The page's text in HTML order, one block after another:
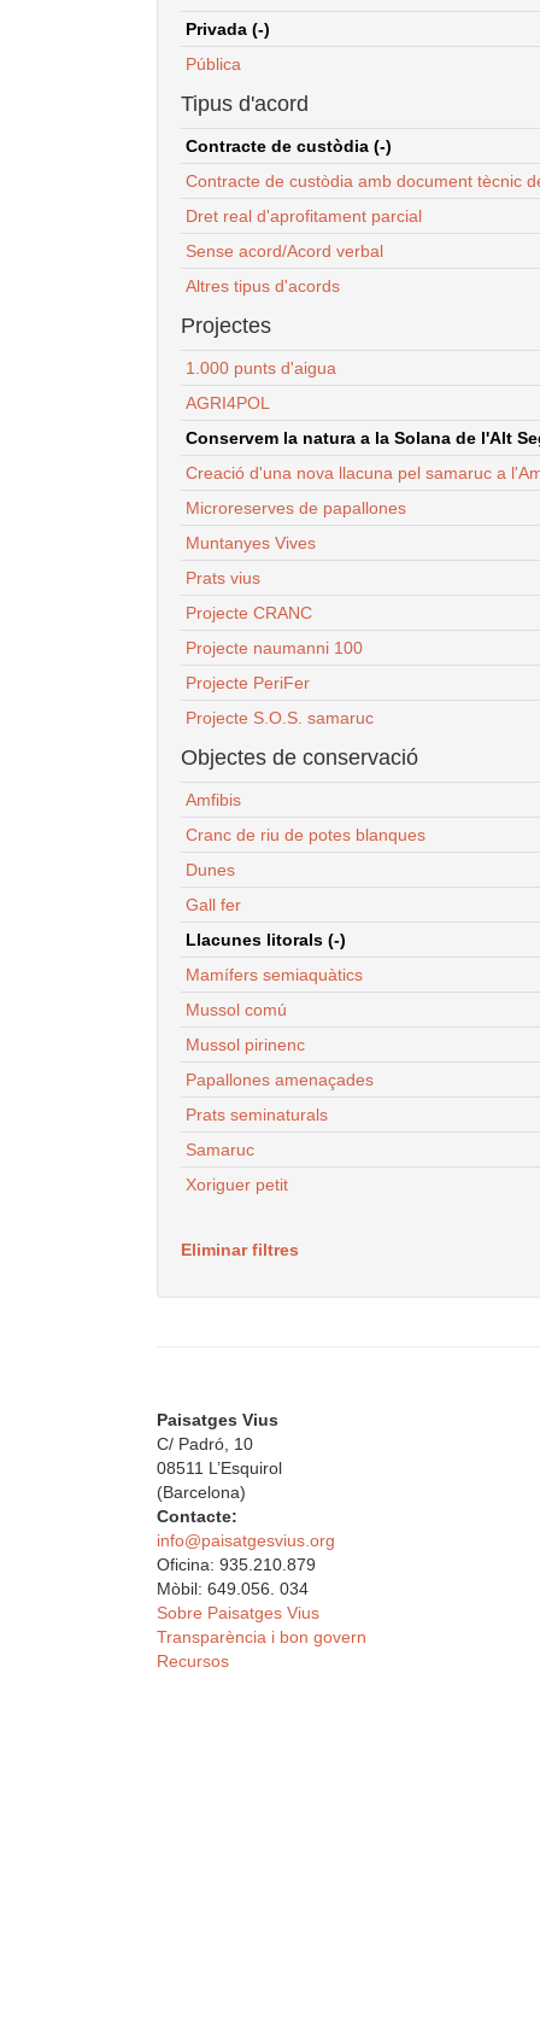
Privada (-)
Pública
Tipus d'acord
Contracte de custòdia (-)
Contracte de custòdia amb document tècnic
Dret real d'aprofitament parcial
Sense acord/Acord verbal
Altres tipus d'acords
Projectes
1.000 punts d'aigua
AGRI4POL
Conservem la natura a la Solana de l'Alt
Creació d'una nova llacuna pel samaruc a
Microreserves de papallones
Muntanyes Vives
Prats vius
Projecte CRANC
Projecte naumanni 100
Projecte PeriFer
Projecte S.O.S. samaruc
Objectes de conservació
Amfibis
Cranc de riu de potes blanques
Dunes
Gall fer
Llacunes litorals (-)
Mamífers semiaquàtics
Mussol comú
Mussol pirinenc
Papallones amenaçades
Prats seminaturals
Samaruc
Xoriguer petit
Eliminar filtres
Paisatges Vius
C/ Padró, 10
08511 L’Esquirol
(Barcelona)
Contacte:
info@paisatgesvius.org
Oficina: 935.210.879
Mòbil: 649.056. 034
Sobre Paisatges Vius
Transparència i bon govern
Recursos